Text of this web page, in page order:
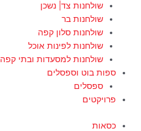
שולחנות צד| נשכן
שולחנות בר
שולחנות סלון קפה
שולחנות לפינות אוכל
שולחנות למסעדות ובתי קפה
ספות בוט וספסלים
ספסלים
פרויקטים
כסאות